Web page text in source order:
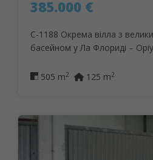
385.000 €
C-1188 Окрема вілла з
басейном у Ла Флориді –
505 m2 125 m2